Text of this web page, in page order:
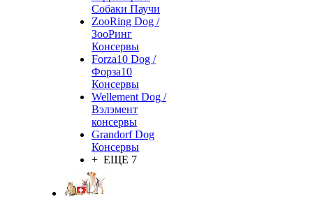
Собаки Паучи
ZooRing Dog /
ЗооРинг
Консервы
Forza10 Dog /
Форза10
Консервы
Wellement Dog /
Вэлэмент
консервы
Grandorf Dog
Консервы
+ ЕЩЕ 7